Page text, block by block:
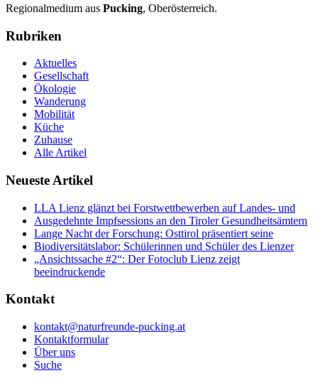
Regionalmedium aus Pucking, Oberösterreich.
Rubriken
Aktuelles
Gesellschaft
Ökologie
Wanderung
Mobilität
Küche
Zuhause
Alle Artikel
Neueste Artikel
LLA Lienz glänzt bei Forstwettbewerben auf Landes- und
Ausgedehnte Impfsessions an den Tiroler Gesundheitsämtern
Lange Nacht der Forschung: Osttirol präsentiert seine
Biodiversitätslabor: Schülerinnen und Schüler des Lienzer
„Ansichtssache #2“: Der Fotoclub Lienz zeigt
beeindruckende
Kontakt
kontakt@naturfreunde-pucking.at
Kontaktformular
Über uns
Suche